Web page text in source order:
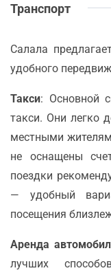
Транспорт
Салала
удобного
Такси: Основной
такси. Они легко
местными
не оснащены
поездки
— удобный
посещения
Аренда
лучших